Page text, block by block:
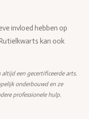
invloed hebben op
kan ook
een gecertificeerde arts.
onderbouwd en ze
professionele hulp.